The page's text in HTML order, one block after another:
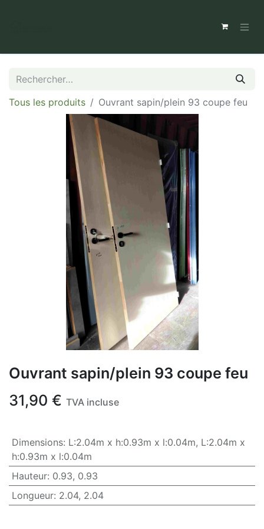
Tous les produits Ouvrant sapin/plein 93 coupe feu
Ouvrant sapin/plein 93 coupe feu
31,90 € TVA incluse
Dimensions: L:2.04m x h:0.93m x l:0.04m, L:2.04m x
h:0.93m x l:0.04m
Hauteur: 0.93, 0.93
Longueur: 2.04, 2.04